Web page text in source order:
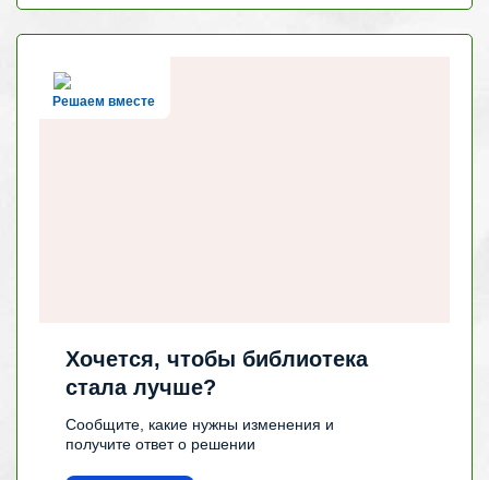
Решаем вместе
Хочется, чтобы библиотека
стала лучше?
Сообщите, какие нужны изменения и
получите ответ о решении